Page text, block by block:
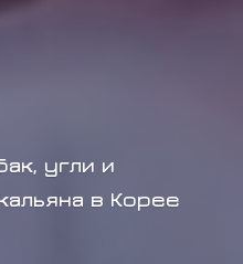
угли и
в Корее